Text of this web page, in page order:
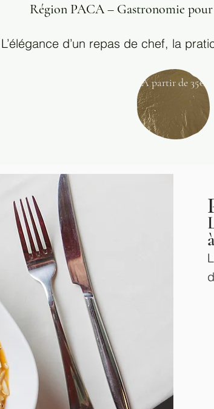
Région PACA – Gastronomie pour
L’élégance d’un repas de chef, la
A partir de 35€